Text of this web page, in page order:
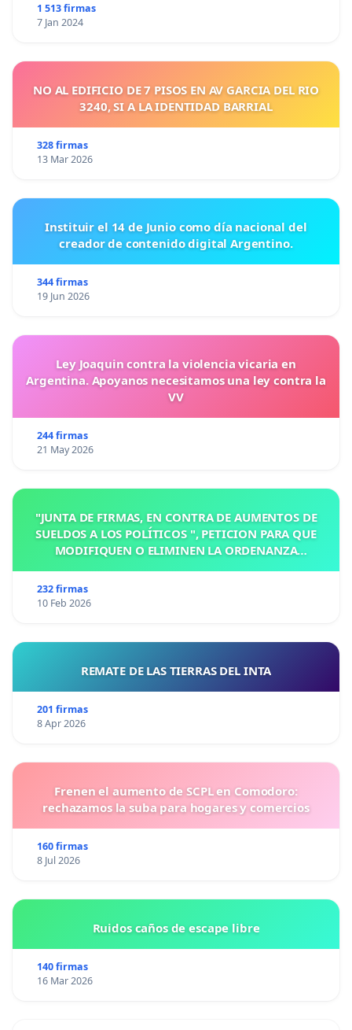
1 513 firmas
7 Jan 2024
NO AL EDIFICIO DE 7 PISOS EN AV GARCIA DEL RIO
3240, SI A LA IDENTIDAD BARRIAL
328 firmas
13 Mar 2026
Instituir el 14 de Junio como día nacional del
creador de contenido digital Argentino.
344 firmas
19 Jun 2026
Ley Joaquin contra la violencia vicaria en
Argentina. Apoyanos necesitamos una ley contra la
VV
244 firmas
21 May 2026
"JUNTA DE FIRMAS, EN CONTRA DE AUMENTOS DE
SUELDOS A LOS POLÍTICOS ", PETICION PARA QUE
MODIFIQUEN O ELIMINEN LA ORDENANZA
232 firmas
10 Feb 2026
REMATE DE LAS TIERRAS DEL INTA
201 firmas
8 Apr 2026
Frenen el aumento de SCPL en Comodoro:
rechazamos la suba para hogares y comercios
160 firmas
8 Jul 2026
Ruidos caños de escape libre
140 firmas
16 Mar 2026